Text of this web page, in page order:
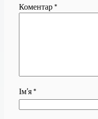
Коментар *
Ім’я *